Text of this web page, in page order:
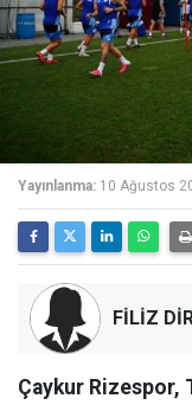
Yayınlanma: 10 Ağustos
FİLİZ
Çaykur Rizespor,